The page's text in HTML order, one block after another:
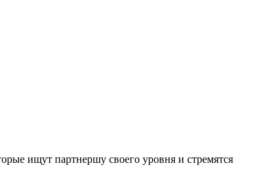
ищут партнершу своего уровня и стремятся